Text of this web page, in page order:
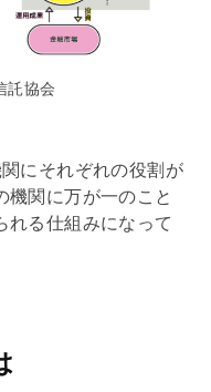
託協会
にそれぞれの役割が
機関に万が一のこと
れる仕組みになって